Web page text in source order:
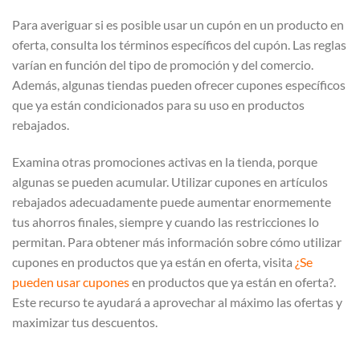
Para averiguar si es posible usar un cupón en un producto en
oferta, consulta los términos específicos del cupón. Las reglas
varían en función del tipo de promoción y del comercio.
Además, algunas tiendas pueden ofrecer cupones específicos
que ya están condicionados para su uso en productos
rebajados.
Examina otras promociones activas en la tienda, porque
algunas se pueden acumular. Utilizar cupones en artículos
rebajados adecuadamente puede aumentar enormemente
tus ahorros finales, siempre y cuando las restricciones lo
permitan. Para obtener más información sobre cómo utilizar
cupones en productos que ya están en oferta, visita ¿Se
pueden usar cuponesen productos que ya están en oferta?.
Este recurso te ayudará a aprovechar al máximo las ofertas y
maximizar tus descuentos.